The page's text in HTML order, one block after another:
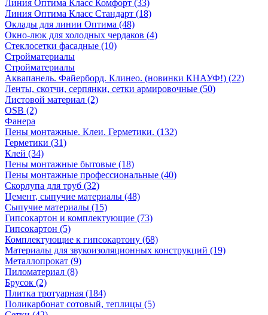
Линия Оптима Класс Комфорт (33)
Линия Оптима Класс Стандарт (18)
Оклады для линии Оптима (48)
Окно-люк для холодных чердаков (4)
Стеклосетки фасадные (10)
Стройматериалы
Стройматериалы
Аквапанель. Файерборд. Клинео. (новинки КНАУФ!) (22)
Ленты, скотчи, серпянки, сетки армировочные (50)
Листовой материал (2)
OSB (2)
Фанера
Пены монтажные. Клеи. Герметики. (132)
Герметики (31)
Клей (34)
Пены монтажные бытовые (18)
Пены монтажные профессиональные (40)
Скорлупа для труб (32)
Цемент, сыпучие материалы (48)
Сыпучие материалы (15)
Гипсокартон и комплектующие (73)
Гипсокартон (5)
Комплектующие к гипсокартону (68)
Материалы для звукоизоляционных конструкций (19)
Металлопрокат (9)
Пиломатериал (8)
Брусок (2)
Плитка тротуарная (184)
Поликарбонат сотовый, теплицы (5)